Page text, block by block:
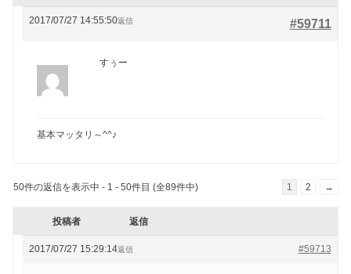
2017/07/27 14:55:50 #59711
返信
すぅー
基本マッタリ～^^♪
50件の返信を表示中 - 1 - 50件目 (全89件中) 1 2 →
投稿者 返信
2017/07/27 15:29:14 #59713
返信